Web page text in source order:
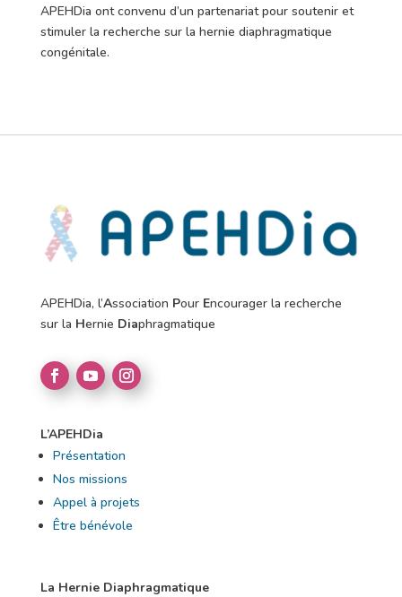
APEHDia ont convenu d’un partenariat pour soutenir et
stimuler la recherche sur la hernie diaphragmatique
congénitale.
APEHDia, l’Association Pour Encourager la recherche
sur la Hernie Diaphragmatique
L’APEHDia
Présentation
Nos missions
Appel à projets
Être bénévole
La Hernie Diaphragmatique